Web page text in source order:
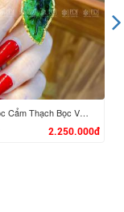
Mặt Lá Ngọc Cẩm Thạch Bọc Vàng
2.250.000đ